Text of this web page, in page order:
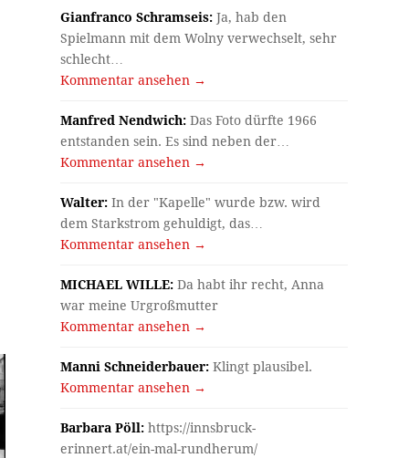
Gianfranco Schramseis: Ja, hab den
Spielmann mit dem Wolny verwechselt, sehr
schlecht…
Kommentar ansehen →
Manfred Nendwich: Das Foto dürfte 1966
entstanden sein. Es sind neben der…
Kommentar ansehen →
Walter: In der "Kapelle" wurde bzw. wird
dem Starkstrom gehuldigt, das…
Kommentar ansehen →
MICHAEL WILLE: Da habt ihr recht, Anna
war meine Urgroßmutter
Kommentar ansehen →
Manni Schneiderbauer: Klingt plausibel.
Kommentar ansehen →
Barbara Pöll: https://innsbruck-
erinnert.at/ein-mal-rundherum/